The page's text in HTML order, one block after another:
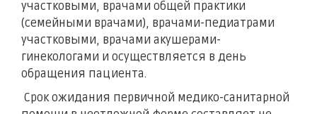
участковыми, врачами общей практики
(семейными врачами), врачами-педиатрами
участковыми, врачами акушерами-
гинекологами и осуществляется в день
обращения пациента.
Срок ожидания первичной медико-санитарной